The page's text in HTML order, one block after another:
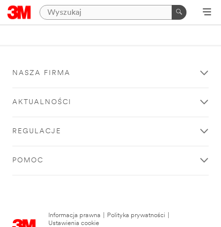
NASZA FIRMA
AKTUALNOŚCI
REGULACJE
POMOC
Informacja prawna Polityka prywatności
Ustawienia cookie